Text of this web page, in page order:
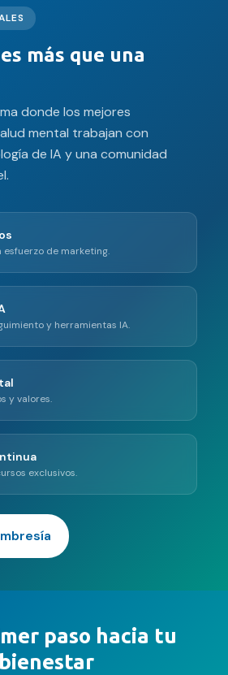
más que una
donde los mejores
mental trabajan con
de IA y una comunidad
de marketing.
y herramientas IA.
y valores.
exclusivos.
paso hacia tu
bienestar